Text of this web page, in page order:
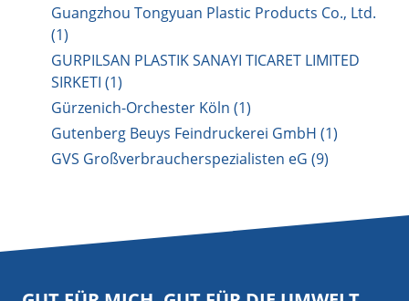
Guangzhou Tongyuan Plastic Products Co., Ltd.
(1)
GURPILSAN PLASTIK SANAYI TICARET LIMITED
SIRKETI (1)
Gürzenich-Orchester Köln (1)
Gutenberg Beuys Feindruckerei GmbH (1)
GVS Großverbraucherspezialisten eG (9)